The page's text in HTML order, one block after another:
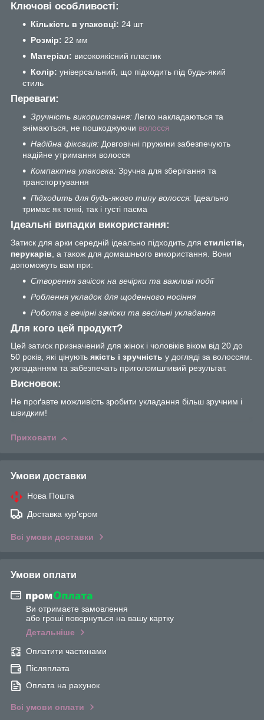
Ключові особливості:
Кількість в упаковці: 24 шт
Розмір: 22 мм
Матеріал: високоякісний пластик
Колір: універсальний, що підходить під будь-який
стиль
Переваги:
Зручність використання: Легко накладаються та
знімаються, не пошкоджуючи волосся
Надійна фіксація: Довговічні пружини забезпечують
надійне утримання волосся
Компактна упаковка: Зручна для зберігання та
транспортування
Підходить для будь-якого типу волосся: Ідеально
тримає як тонкі, так і густі пасма
Ідеальні випадки використання:
Затиск для арки середній ідеально підходить для стилістів,
перукарів , а також для домашнього використання. Вони
допоможуть вам при:
Створення зачісок на вечірки та важливі події
Роблення укладок для щоденного носіння
Робота з вечірні зачіски та весільні укладання
Для кого цей продукт?
Цей затиск призначений для жінок і чоловіків віком від 20 до
50 років, які цінують якість і зручність у догляді за волоссям.
укладанням та забезпечать приголомшливий результат.
Висновок:
Не проґавте можливість зробити укладання більш зручним і
швидким!
Приховати
Умови доставки
Нова Пошта
Доставка кур'єром
Всі умови доставки
Умови оплати
Ви отримаєте замовлення
або гроші повернуться на вашу картку
Детальніше
Оплатити частинами
Післяплата
Оплата на рахунок
Всі умови оплати